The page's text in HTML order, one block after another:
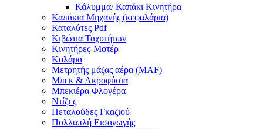
Κάλυμμα/ Καπάκι Κινητήρα
Καπάκια Μηχανής (κεφαλάρια)
Καταλύτες Pdf
Κιβώτια Ταχυτήτων
Κινητήρες-Μοτέρ
Κολάρα
Μετρητής μάζας αέρα (MAF)
Μπεκ & Ακροφύσια
Μπεκιέρα Φλογέρα
Ντίζες
Πεταλούδες Γκαζιού
Πολλαπλή Εισαγωγής